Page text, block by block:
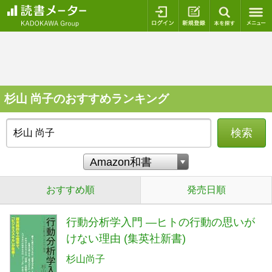
ログイン 新規登録
杉山 尚子のおすすめランキング
検索
おすすめ順 発売日順
行動分析学入門 ―ヒトの行動の思いが
けない理由 (集英社新書)
杉山尚子